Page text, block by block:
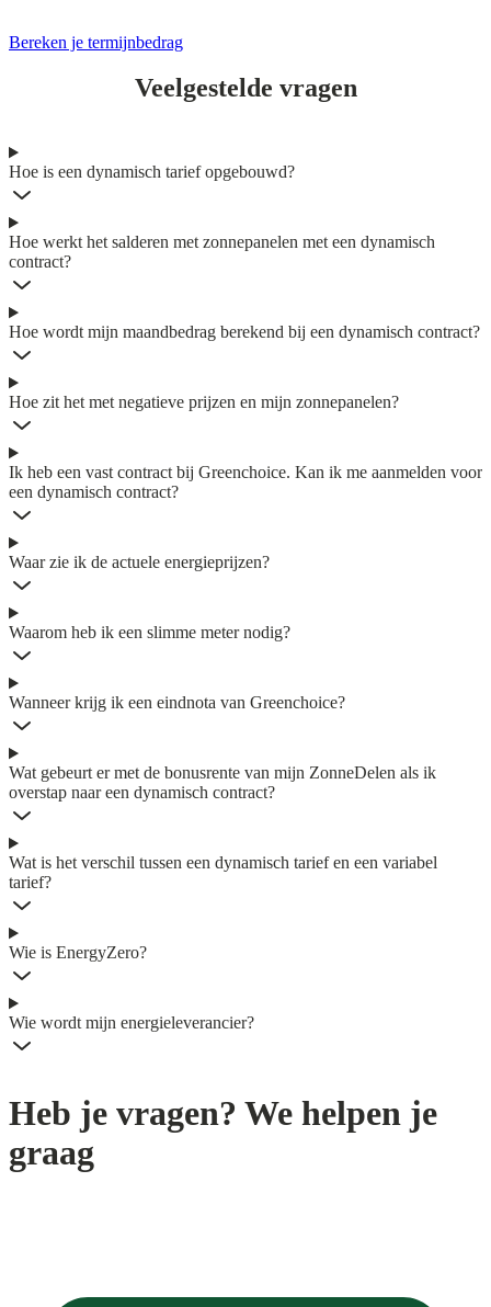
Bereken je termijnbedrag
Veelgestelde vragen
Hoe is een dynamisch tarief opgebouwd?
Hoe werkt het salderen met zonnepanelen met een dynamisch
contract?
Hoe wordt mijn maandbedrag berekend bij een dynamisch contract?
Hoe zit het met negatieve prijzen en mijn zonnepanelen?
Ik heb een vast contract bij Greenchoice. Kan ik me aanmelden voor
een dynamisch contract?
Waar zie ik de actuele energieprijzen?
Waarom heb ik een slimme meter nodig?
Wanneer krijg ik een eindnota van Greenchoice?
Wat gebeurt er met de bonusrente van mijn ZonneDelen als ik
overstap naar een dynamisch contract?
Wat is het verschil tussen een dynamisch tarief en een variabel
tarief?
Wie is EnergyZero?
Wie wordt mijn energieleverancier?
Heb je vragen? We helpen je
graag